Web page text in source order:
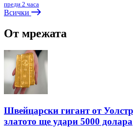
преди 2 часа
Всички
От мрежата
Швейцарски гигант от
златото ще удари 5000 долара